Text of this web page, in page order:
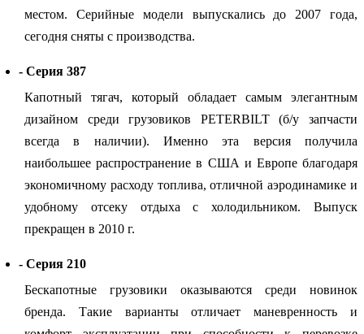
местом. Серийные модели выпускались до 2007 года,
сегодня сняты с производства.
- Серия 387
Капотный тягач, который обладает самым элегантным
дизайном среди грузовиков PETERBILT (б/у запчасти
всегда в наличии). Именно эта версия получила
наибольшее распространение в США и Европе благодаря
экономичному расходу топлива, отличной аэродинамике и
удобному отсеку отдыха с холодильником. Выпуск
прекращен в 2010 г.
- Серия 210
Бескапотные грузовики оказываются среди новинок
бренда. Такие варианты отличает маневренность и